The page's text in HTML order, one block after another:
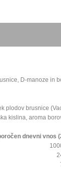
D-manoze in
plodov brusnice
kislina, aroma
dnevni vnos
240
72